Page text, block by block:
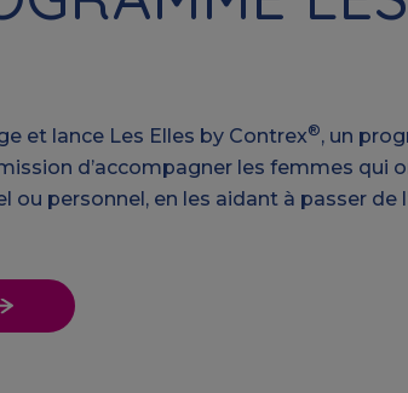
et lance Les Elles by Contrex®, un
d’accompagner les femmes qui
ou personnel, en les aidant à passer de